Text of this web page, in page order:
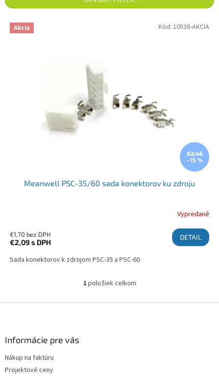
Výpis produktov
Akcia
€2,46
–15 %
Meanwell PSC-35/60 sada konektorov ku zdroju
Vypredané
€1,70 bez DPH
€2,09 s DPH
DETAIL
Sada konektorov k zdrojom PSC-35 a PSC-60
Kód: 10538-AKCIA
Ovládacie prvky výpisu
1položiek celkom
Informácie pre vás
Nákup na faktúru
Projektové ceny